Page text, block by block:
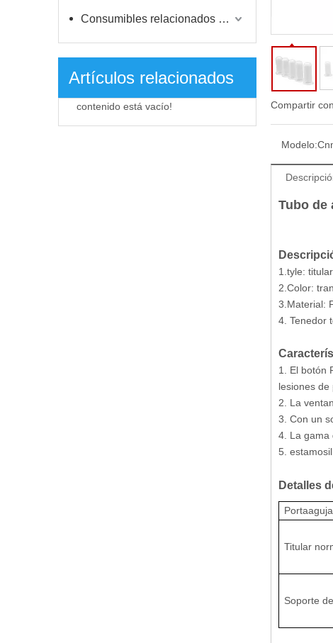
Consumibles relacionados con la vacunación
Artículos relacionados
contenido está vacío! Compartir
Modelo:
Tubo de
1.tyle:
2.Color:
3.Material:
4. Tenedor
1. El botón
lesiones de
2. La
3. Con un
4. La gama
5.
Detalles
Titular
Soporte